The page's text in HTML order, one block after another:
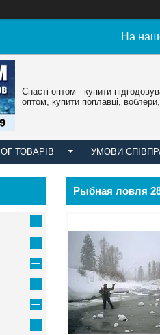
На
Снасті оптом - купити
оптом, купити поплавці,
ТОВАРІВ УМОВИ
Рыбная ловля